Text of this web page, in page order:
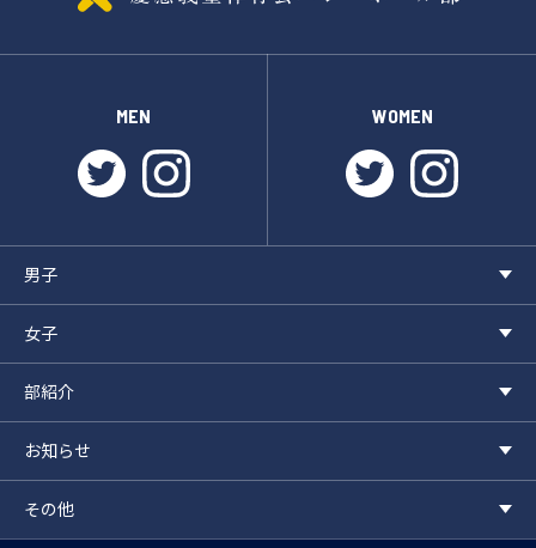
MEN
twitterinstagram
WOMEN
twitter
男子
女子
部紹介
お知らせ
その他